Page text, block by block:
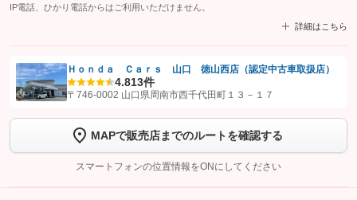
IP電話、ひかり電話からはご利用いただけません。
詳細はこちら
【STEP1】認証画面でグーネットを友だち追加してから「許可する」ボタンを押
トーク画面で
ボタンをタップして問い合わせを
完了してください。
こちら
Ｈｏｎｄａ Ｃａｒｓ 山口 徳山西店（認定中古車取扱店）
4.813件
〒746-0002 山口県周南市西千代田町１３－１７
MAPで販売店までのルートを確認する
スマートフォンの位置情報をONにしてください